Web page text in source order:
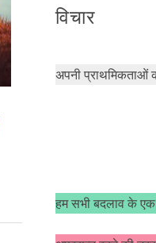
विचार
अपनी प्राथमिकताओं
हम सभी बदलाव के एक